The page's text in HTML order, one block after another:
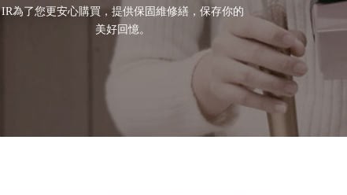
IR為了您更安心購買，提供保固維修繕，保存你的
美好回憶。